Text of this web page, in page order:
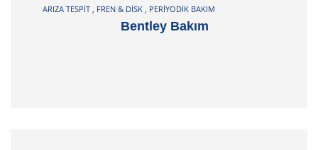
ARIZA TESPIT , FREN & DISK , PERIYODIK BAKIM
Bentley Bakım